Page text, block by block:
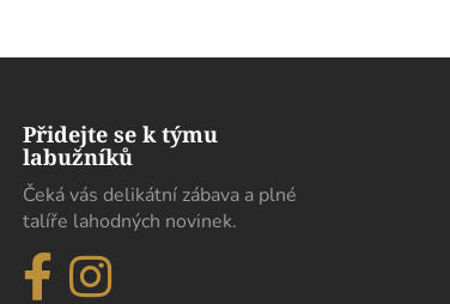
Přidejte se k týmu
labužníků
Čeká vás delikátní zábava a plné
talíře lahodných novinek.